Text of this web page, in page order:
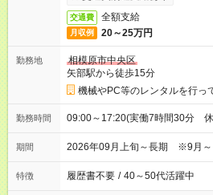
交通費 全額支給
月収例 20～25万円
勤務地
相模原市中央区
矢部駅から徒歩15分
機械やPC等のレンタルを行っ
勤務時間 09:00～17:20(実働7時間30分
期間 2026年09月上旬～長期 ※9月～
特徴 履歴書不要 / 40～50代活躍中